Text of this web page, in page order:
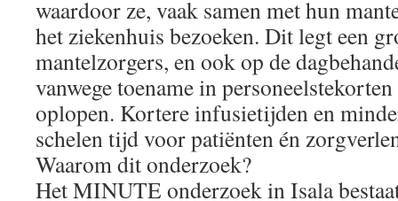
waardoor ze, vaak samen met hun
het ziekenhuis bezoeken. Dit legt een
mantelzorgers, en ook op de
vanwege toename in
oplopen. Kortere infusietijden en
schelen tijd voor patiënten én
Waarom dit onderzoek?
Het MINUTE onderzoek in Isala